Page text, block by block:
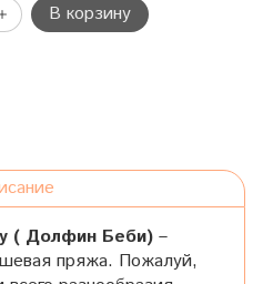
В корзину
( Долфин Беби) –
пряжа. Пожалуй,